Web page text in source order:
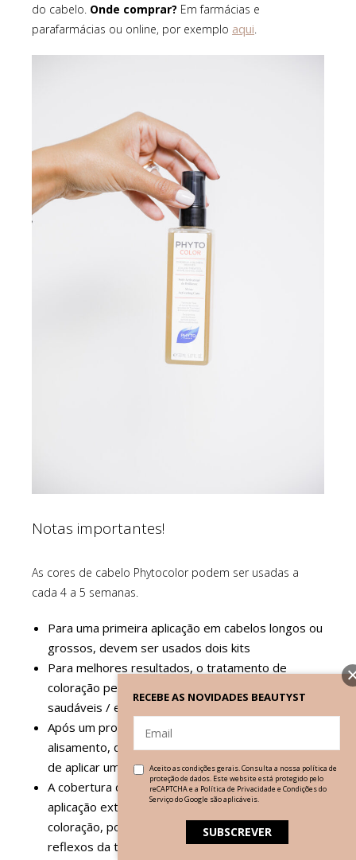
do cabelo. Onde comprar? Em farmácias e
parafarmácias ou online, por exemplo aqui
Notas importantes!
As cores de cabelo Phytocolor podem ser usadas a
cada 4 a 5 semanas.
Para uma primeira aplicação em cabelos longos ou
grossos, devem ser usados dois kits
Para melhores resultados, o tratamento de
coloração permanente deve ser feito em cabelos
saudáveis / em bom estado
Após um procedimento químico, como um
alisamento, deve esperar-se 2 a 3 semanas antes
de aplicar uma tinta para o cabelo
A cobertura de cabelos brancos requer uma
aplicação extremamente cuidadosa do produto de
coloração, pois os cabelos brancos adquirem os
reflexos da tonalidade aplicada de forma bem
RECEBE AS NOVIDADES BEAUTYST
Aceito as condições gerais. Consulta a nossa política de
proteção de dados. Este website está protegido pelo
reCAPTCHA e a Política de Privacidade e Condições do
Serviçodo Google são aplicáveis.